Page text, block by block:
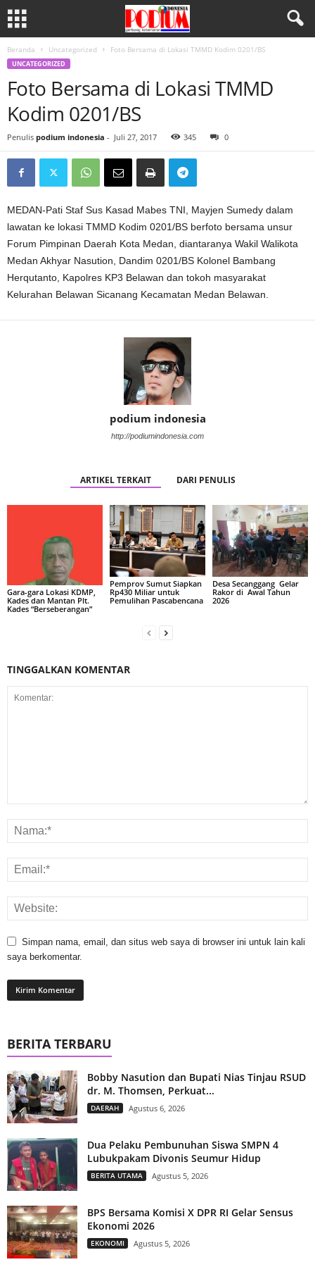
Beranda Uncategorized Foto Bersama di Lokasi TMMD Kodim 0201/BS
UNCATEGORIZED
Foto Bersama di Lokasi TMMD
Kodim 0201/BS
Penulis podium indonesia - Juli 27, 2017 345 0
MEDAN-Pati Staf Sus Kasad Mabes TNI, Mayjen Sumedy dalam
lawatan ke lokasi TMMD Kodim 0201/BS berfoto bersama unsur
Forum Pimpinan Daerah Kota Medan, diantaranya Wakil Walikota
Medan Akhyar Nasution, Dandim 0201/BS Kolonel Bambang
Herqutanto, Kapolres KP3 Belawan dan tokoh masyarakat
Kelurahan Belawan Sicanang Kecamatan Medan Belawan.
podium indonesia
http://podiumindonesia.com
ARTIKEL TERKAIT DARI PENULIS
Gara-gara Lokasi KDMP,
Kades dan Mantan Plt.
Kades “Berseberangan”
Pemprov Sumut Siapkan
Rp430 Miliar untuk
Pemulihan Pascabencana
Desa Secanggang Gelar
Rakor di Awal Tahun
2026
TINGGALKAN KOMENTAR
Simpan nama, email, dan situs web saya di browser ini untuk lain kali
saya berkomentar.
BERITA TERBARU
Bobby Nasution dan Bupati Nias Tinjau RSUD
dr. M. Thomsen, Perkuat...
DAERAH Agustus 6, 2026
Dua Pelaku Pembunuhan Siswa SMPN 4
Lubukpakam Divonis Seumur Hidup
BERITA UTAMA Agustus 5, 2026
BPS Bersama Komisi X DPR RI Gelar Sensus
Ekonomi 2026
EKONOMI Agustus 5, 2026